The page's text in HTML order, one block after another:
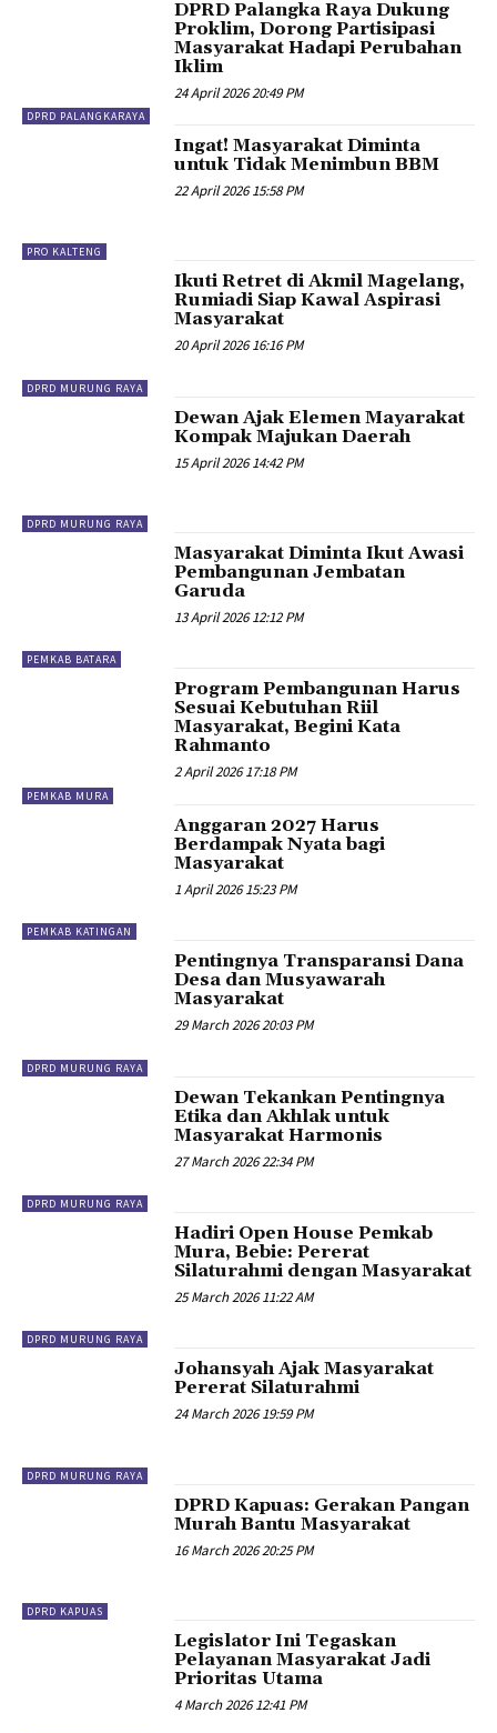
DPRD PALANGKARAYA
DPRD Palangka Raya Dukung
Proklim, Dorong Partisipasi
Masyarakat Hadapi Perubahan
Iklim
24 April 2026 20:49 PM
PRO KALTENG
Ingat! Masyarakat Diminta
untuk Tidak Menimbun BBM
22 April 2026 15:58 PM
DPRD MURUNG RAYA
Ikuti Retret di Akmil Magelang,
Rumiadi Siap Kawal Aspirasi
Masyarakat
20 April 2026 16:16 PM
DPRD MURUNG RAYA
Dewan Ajak Elemen Mayarakat
Kompak Majukan Daerah
15 April 2026 14:42 PM
PEMKAB BATARA
Masyarakat Diminta Ikut Awasi
Pembangunan Jembatan
Garuda
13 April 2026 12:12 PM
PEMKAB MURA
Program Pembangunan Harus
Sesuai Kebutuhan Riil
Masyarakat, Begini Kata
Rahmanto
2 April 2026 17:18 PM
PEMKAB KATINGAN
Anggaran 2027 Harus
Berdampak Nyata bagi
Masyarakat
1 April 2026 15:23 PM
DPRD MURUNG RAYA
Pentingnya Transparansi Dana
Desa dan Musyawarah
Masyarakat
29 March 2026 20:03 PM
DPRD MURUNG RAYA
Dewan Tekankan Pentingnya
Etika dan Akhlak untuk
Masyarakat Harmonis
27 March 2026 22:34 PM
DPRD MURUNG RAYA
Hadiri Open House Pemkab
Mura, Bebie: Pererat
Silaturahmi dengan Masyarakat
25 March 2026 11:22 AM
DPRD MURUNG RAYA
Johansyah Ajak Masyarakat
Pererat Silaturahmi
24 March 2026 19:59 PM
DPRD KAPUAS
DPRD Kapuas: Gerakan Pangan
Murah Bantu Masyarakat
16 March 2026 20:25 PM
Legislator Ini Tegaskan
Pelayanan Masyarakat Jadi
Prioritas Utama
4 March 2026 12:41 PM